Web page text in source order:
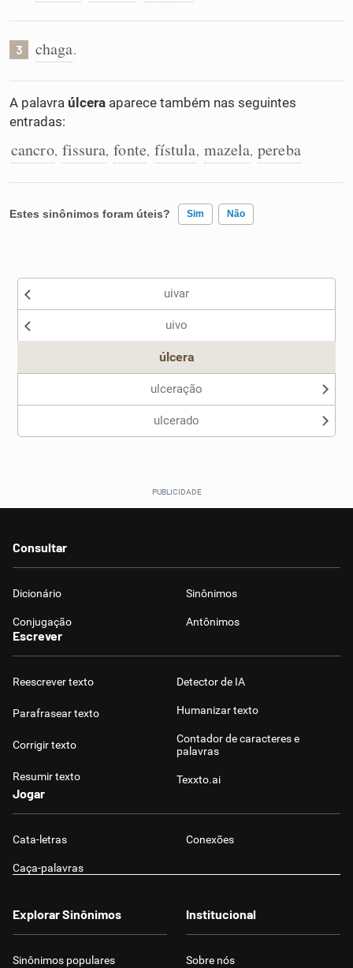
Conexões
Caça-palavras
3 chaga.
A palavra úlcera aparece também nas seguintes
entradas:
cancro, fissura, fonte, fístula, mazela, pereba
Estes sinônimos foram úteis? Sim Não
Nenhum dos sinônimos apresentados me ajudou
uivar
uivo
úlcera
ulceração
ulcerado
Consultar
Dicionário Sinônimos
Conjugação Antônimos
Escrever
Reescrever texto
Parafrasear texto
Corrigir texto
Resumir texto
Detector de IA
Humanizar texto
Contador de caracteres e
palavras
Texxto.ai
Jogar
Cata-letras Conexões
Caça-palavras
Explorar Sinônimos
Sinônimos populares
Institucional
Sobre nós